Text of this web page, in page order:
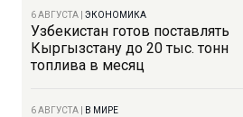
6 АВГУСТА ЭКОНОМИКА
Узбекистан готов поставлять
Кыргызстану до 20 тыс. тонн
топлива в месяц
6 АВГУСТА В МИРЕ